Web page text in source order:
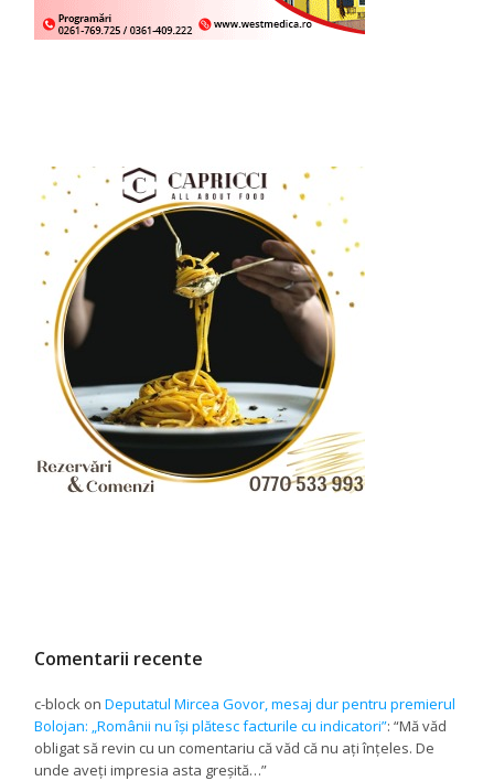
Comentarii recente
c-block onDeputatul Mircea Govor, mesaj dur pentru premierul
Bolojan: „Românii nu își plătesc facturile cu indicatori”: “Mă văd
obligat să revin cu un comentariu că văd că nu ați înțeles. De
unde aveți impresia asta greșită…”